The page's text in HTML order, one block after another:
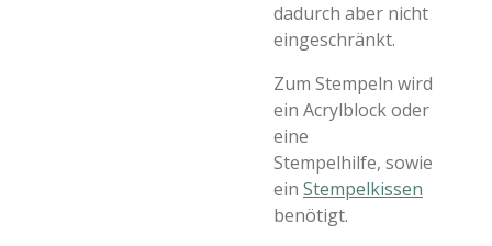
dadurch aber nicht
eingeschränkt.
Zum Stempeln wird
ein Acrylblock oder
eine
Stempelhilfe, sowie
ein Stempelkissen
benötigt.